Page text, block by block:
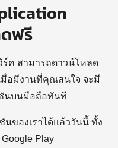
ฟรี
ร์ค สามารถดาวน์โหลด
มื่อมีงานที่คุณสนใจ จะมี
นบนมือถือทันที
นของเราได้แล้ววันนี้ ทั้ง
Play